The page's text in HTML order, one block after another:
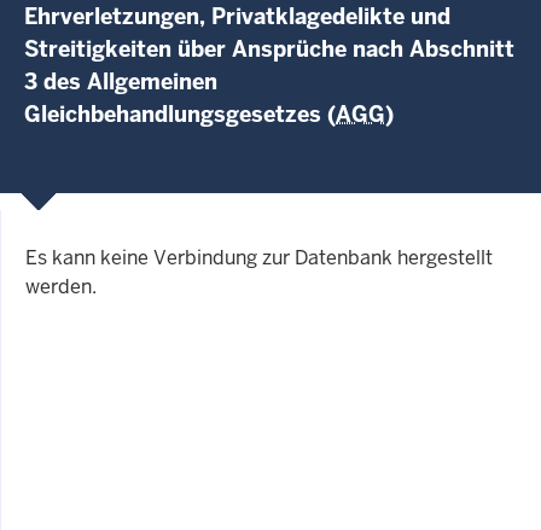
Ehrverletzungen, Privatklagedelikte und
Streitigkeiten über Ansprüche nach Abschnitt
3 des Allgemeinen
Gleichbehandlungsgesetzes (AGG)
Es kann keine Verbindung zur Datenbank hergestellt
werden.